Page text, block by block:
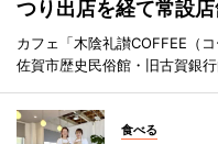
つり出店を経て常設
カフェ「木陰礼讃COFFEE（
佐賀市歴史民俗館・旧古賀銀
食べる